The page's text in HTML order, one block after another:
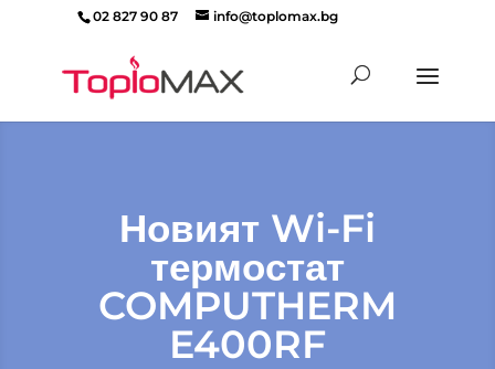
02 827 90 87 info@toplomax.bg
search
Новият Wi-Fi
термостат
COMPUTHERM
E400RF